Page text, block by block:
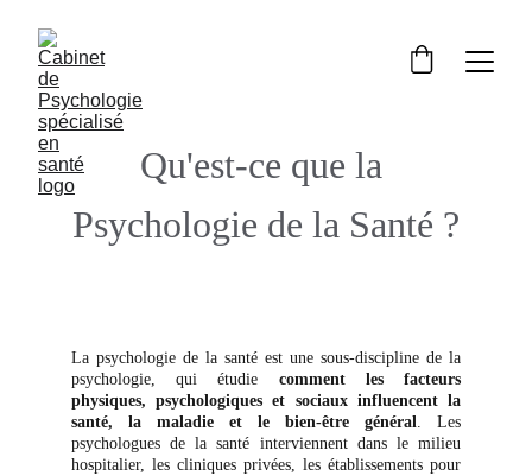
Qu'est-ce que la
Psychologie de la Santé ?
La psychologie de la santé est une sous-discipline de la
psychologie, qui étudie comment les facteurs
physiques, psychologiques et sociaux influencent la
santé, la maladie et le bien-être général. Les
psychologues de la santé interviennent dans le milieu
hospitalier, les cliniques privées, les établissements pour